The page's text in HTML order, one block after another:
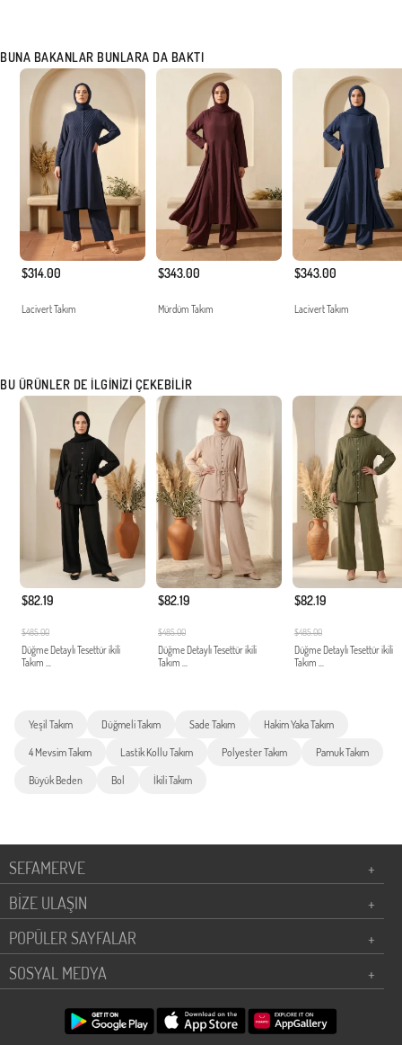
BUNA BAKANLAR BUNLARA DA BAKTI
$314.00
Lacivert Takım
$343.00
Mürdüm Takım
$343.00
Lacivert Takım
BU ÜRÜNLER DE İLGINIZI ÇEKEBILIR
$82.19
$485.00
Düğme Detaylı Tesettür ikili
Takım ...
$82.19
$485.00
Düğme Detaylı Tesettür ikili
Takım ...
$82.19
$485.00
Düğme Detaylı Tesettür ikili
Takım ...
Yeşil Takım Düğmeli Takım Sade Takım Hakim Yaka Takım
4 Mevsim Takım Lastik Kollu Takım Polyester Takım Pamuk Takım
Büyük Beden Bol İkili Takım
SEFAMERVE
+
BİZE ULAŞIN
+
POPÜLER SAYFALAR
+
SOSYAL MEDYA
+